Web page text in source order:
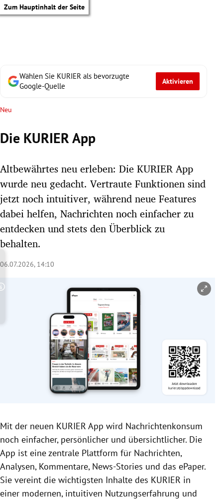
Zum Hauptinhalt der Seite
Untermenü
Untermenü
Untermenü
Untermenü
Untermenü
Wählen Sie KURIER als bevorzugte
Google-Quelle
Aktivieren
Neu
Die KURIER App
Altbewährtes neu erleben: Die KURIER App
wurde neu gedacht. Vertraute Funktionen sind
jetzt noch intuitiver, während neue Features
dabei helfen, Nachrichten noch einfacher zu
entdecken und stets den Überblick zu
behalten.
06.07.2026, 14:10
Copyright-Hinweis öffnen/schließen
Mit der neuen KURIER App wird Nachrichtenkonsum
noch einfacher, persönlicher und übersichtlicher. Die
App ist eine zentrale Plattform für Nachrichten,
Analysen, Kommentare, News-Stories und das ePaper.
Sie vereint die wichtigsten Inhalte des KURIER in
einer modernen, intuitiven Nutzungserfahrung und